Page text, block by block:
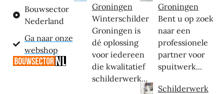
Bouwsector
Nederland
Ga naar onze
webshop
Groningen
Winterschilder
Groningen is
dé oplossing
voor iedereen
die kwalitatief
schilderwerk...
Groningen
Bent u op zoek
naar een
professionele
partner voor
spuitwerk...
Schilderwerk